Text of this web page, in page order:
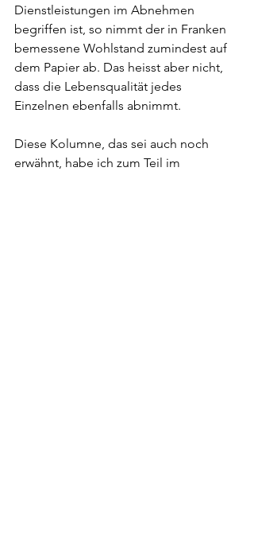
Dienstleistungen im Abnehmen
begriffen ist, so nimmt der in Franken
bemessene Wohlstand zumindest auf
dem Papier ab. Das heisst aber nicht,
dass die Lebensqualität jedes
Einzelnen ebenfalls abnimmt.
Diese Kolumne, das sei auch noch
erwähnt, habe ich zum Teil im